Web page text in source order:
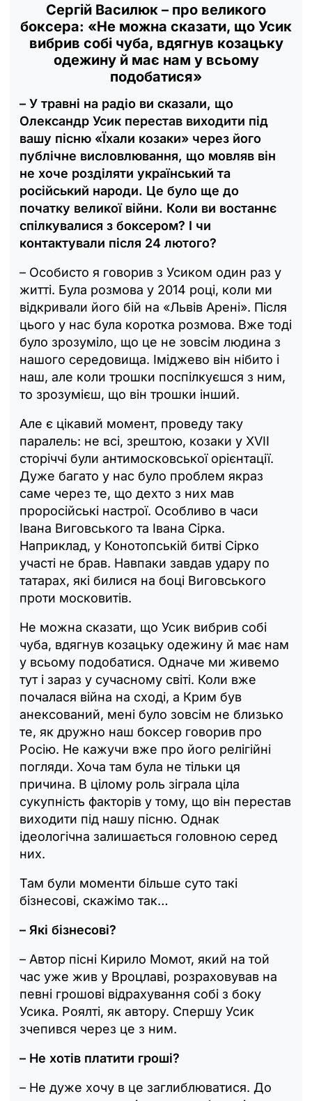
Сергій Василюк – про великого
боксера: «Не можна сказати, що Усик
вибрив собі чуба, вдягнув козацьку
одежину й має нам у всьому
подобатися»
– У травні на радіо ви сказали, що
Олександр Усик перестав виходити під
вашу пісню «Їхали козаки» через його
публічне висловлювання, що мовляв він
не хоче розділяти український та
російський народи. Це було ще до
початку великої війни. Коли ви востаннє
спілкувалися з боксером? І чи
контактували після 24 лютого?
– Особисто я говорив з Усиком один раз у
житті. Була розмова у 2014 році, коли ми
відкривали його бій на «Львів Арені». Після
цього у нас була коротка розмова. Вже тоді
було зрозуміло, що це не зовсім людина з
нашого середовища. Іміджево він нібито і
наш, але коли трошки поспілкуєшся з ним,
то зрозумієш, що він трошки інший.
Але є цікавий момент, проведу таку
паралель: не всі, зрештою, козаки у XVII
сторіччі були антимосковської орієнтації.
Дуже багато у нас було проблем якраз
саме через те, що дехто з них мав
проросійські настрої. Особливо в часи
Івана Виговського та Івана Сірка.
Наприклад, у Конотопській битві Сірко
участі не брав. Навпаки завдав удару по
татарах, які билися на боці Виговського
проти московитів.
Не можна сказати, що Усик вибрив собі
чуба, вдягнув козацьку одежину й має нам
у всьому подобатися. Одначе ми живемо
тут і зараз у сучасному світі. Коли вже
почалася війна на сході, а Крим був
анексований, мені було зовсім не близько
те, як дружно наш боксер говорив про
Росію. Не кажучи вже про його релігійні
погляди. Хоча там була не тільки ця
причина. В цілому роль зіграла ціла
сукупність факторів у тому, що він перестав
виходити під нашу пісню. Однак
ідеологічна залишається головною серед
них.
Там були моменти більше суто такі
бізнесові, скажімо так…
– Які бізнесові?
– Автор пісні Кирило Момот, який на той
час уже жив у Вроцлаві, розраховував на
певні грошові відрахування собі з боку
Усика. Роялті, як автору. Спершу Усик
зчепився через це з ним.
– Не хотів платити гроші?
– Не дуже хочу в це заглиблюватися. До